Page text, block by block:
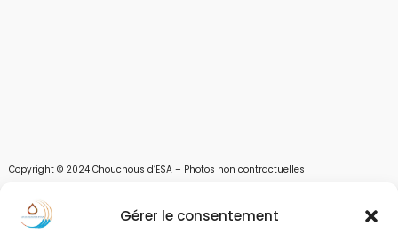
Gérer le consentement
Copyright © 2024 Chouchous d’ESA – Photos non contractuelles
Les chouchous d’Esa vous apportent toutes les solutions pour récupérer l’eau de
pluie, et des moyens pour stocker, filtrer, traiter et potabiliser l’eau d’un forage,